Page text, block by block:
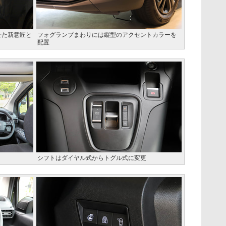
新意匠と
フォグランプまわりには縦型のアクセントカラーを
配置
シフトはダイヤル式からトグル式に変更